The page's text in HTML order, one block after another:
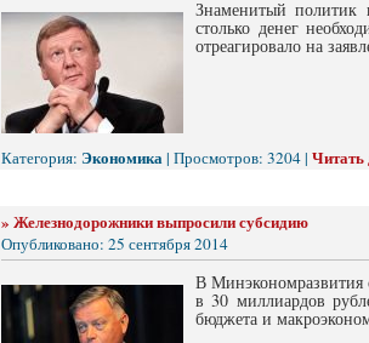
Знаменитый политик
столько денег
отреагировало на
Категория: Экономика| Просмотров: 3204 | Читать
» Железнодорожники выпросили субсидию
Опубликовано: 25 сентября 2014
В Минэкономразвития
в 30 миллиардов
бюджета и